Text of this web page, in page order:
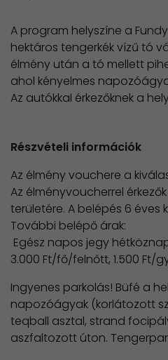
A program helyszíne a
hektáros tengerkék vízű tó
élmény után a tó mellett
ahol kényelmes
Az autókkal érkezőknek a
Részvételi információk
Az élmény vouchere a
Az élményvoucherrel
területére. A belépés 6 éves
További belépő árak:
Egész napos jegy
3.000 Ft/fő/felnőtt, 1.500 Ft/
​Ingyenes parkolás! Büfé a
napozóágyak (korlátozott
teqball asztal, strand
aszfaltozott úton.